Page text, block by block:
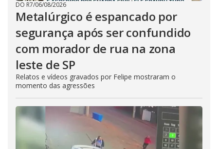
DO R7/06/08/2026
Metalúrgico é espancado por
segurança após ser confundido
com morador de rua na zona
leste de SP
Relatos e vídeos gravados por Felipe mostraram o
momento das agressões